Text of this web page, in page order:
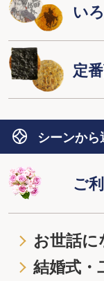
い
定
シーンから
ご
お世話
結婚式・